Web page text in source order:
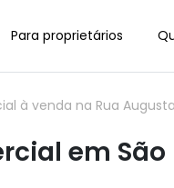
Para proprietários
à venda na Rua
em